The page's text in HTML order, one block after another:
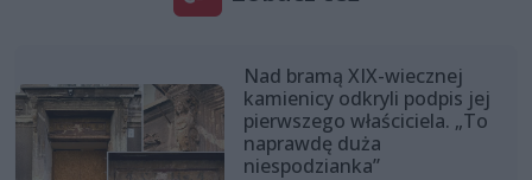
Nad bramą XIX-wiecznej
kamienicy odkryli podpis jej
pierwszego właściciela. „To
naprawdę duża
niespodzianka”